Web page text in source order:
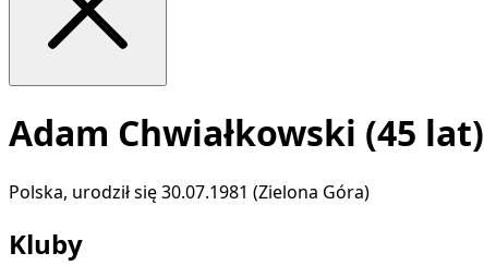
Adam Chwiałkowski (45 lat)
Polska, urodził się 30.07.1981 (Zielona Góra)
Kluby